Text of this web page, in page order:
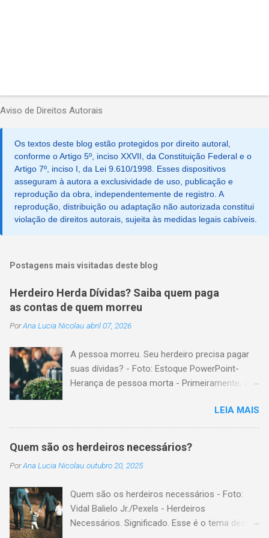
Aviso de Direitos Autorais
Os textos deste blog estão protegidos por direito autoral,
conforme o Artigo 5º, inciso XXVII, da Constituição Federal e o
Artigo 7º, inciso I, da Lei 9.610/1998. Esses dispositivos
asseguram à autora a exclusividade de uso, publicação e
reprodução da obra, independentemente de registro. A
reprodução, distribuição ou adaptação não autorizada constitui
violação de direitos autorais, sujeita às medidas legais cabíveis.
Postagens mais visitadas deste blog
Herdeiro Herda Dívidas? Saiba quem paga
as contas de quem morreu
PorAna Lucia Nicolau abril 07, 2026
A pessoa morreu. Seu herdeiro precisa pagar
suas dívidas? - Foto: Estoque PowerPoint-
Herança de pessoa morta - Primeiramente, é
formado pelos elementos, para transmissão
aos sucessores. Esses elementos são: A)
positivos; ou seja, com importância monetária,
negativos; ou seja, obrigações não cumpridas,
isso, tem cabimento a conclusão de que, quem
herda crédito, também, herda débito. A
transmissão, do patrimônio da pessoa falecida
LEIA MAIS
Quem são os herdeiros necessários?
PorAna Lucia Nicolau outubro 20, 2025
Quem são os herdeiros necessários - Foto:
Vidal Balielo Jr./Pexels - Herdeiros
Necessários. Significado. Esse é o tema dessa